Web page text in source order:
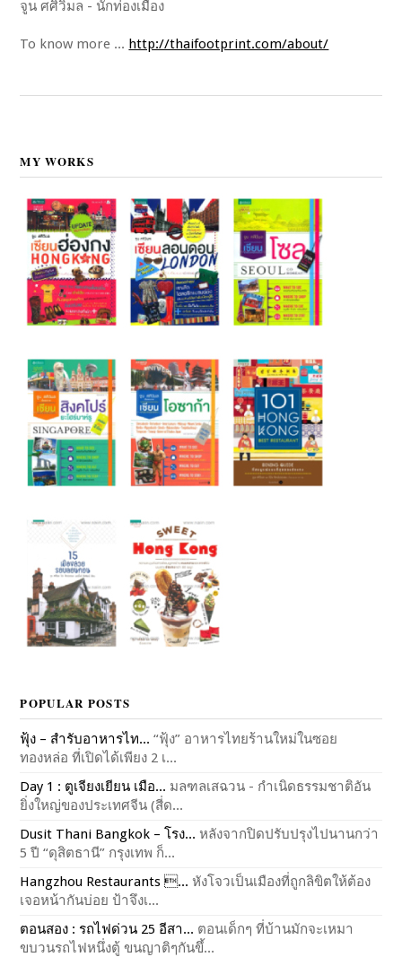
จูน ศศิวิมล - นักท่องเมือง
To know more ... http://thaifootprint.com/about/
MY WORKS
POPULAR POSTS
ฟุ้ง – สำรับอาหารไท... “ฟุ้ง” อาหารไทยร้านใหม่ในซอย
ทองหล่อ ที่เปิดได้เพียง 2 เ...
Day 1 : ตูเจียงเยียน เมือ... มลฑลเสฉวน - กำเนิดธรรมชาติอัน
ยิ่งใหญ่ของประเทศจีน (สี่ด...
Dusit Thani Bangkok – โรง... หลังจากปิดปรับปรุงไปนานกว่า
5 ปี “ดุสิตธานี” กรุงเทพ ก็...
Hangzhou Restaurants ... หังโจวเป็นเมืองที่ถูกลิขิตให้ต้อง
เจอหน้ากันบ่อย ป้าจึงเ...
ตอนสอง : รถไฟด่วน 25 อีสา... ตอนเด็กๆ ที่บ้านมักจะเหมา
ขบวนรถไฟหนึ่งตู้ ขนญาติๆกันขึ้...